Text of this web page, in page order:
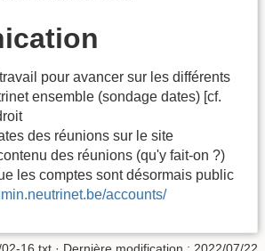
pour avancer sur les différents
ensemble (sondage dates) [cf.
des réunions sur le site
des réunions (qu'y fait-on ?)
les comptes sont désormais public
accounts/